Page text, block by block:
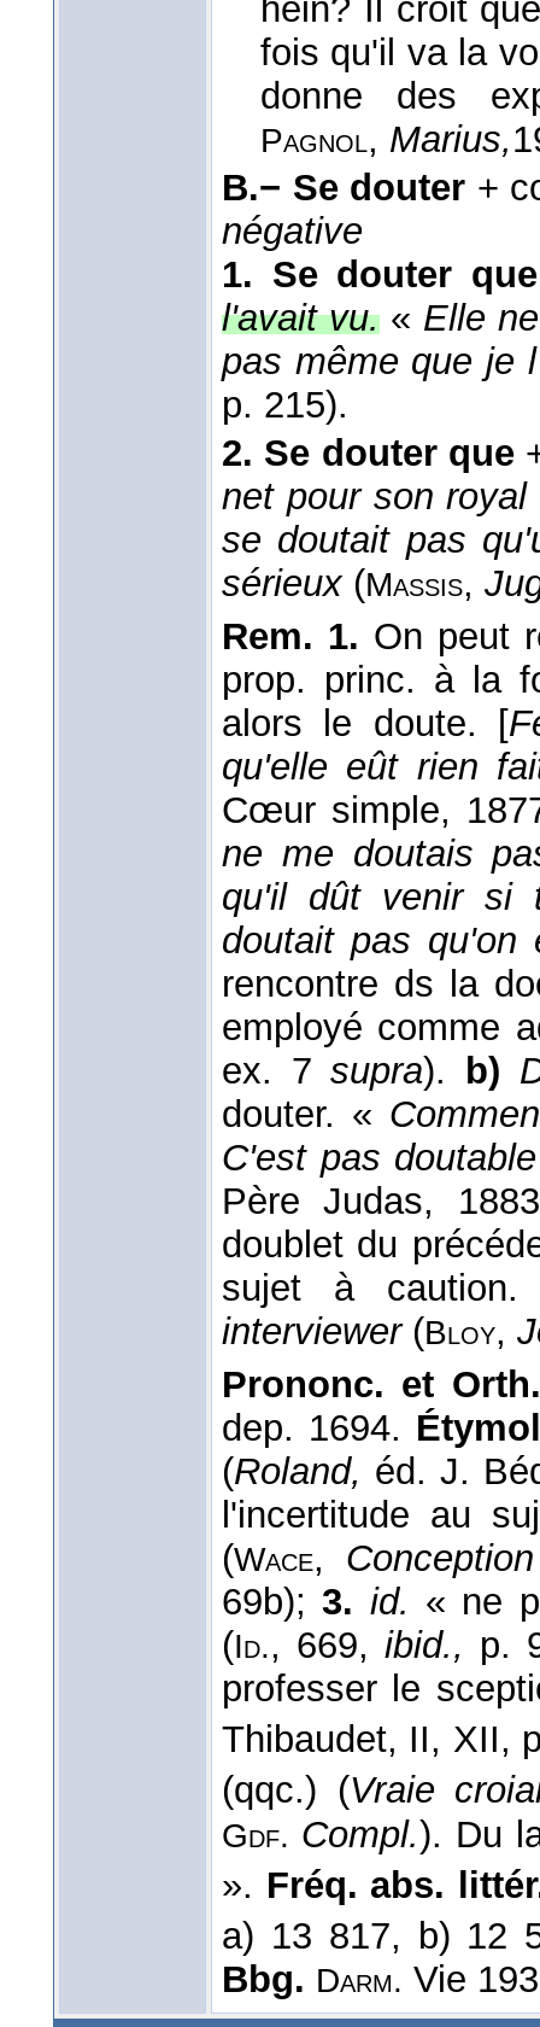
hein? Il croit
fois qu'il va la
donne des
Pagnol, Marius,
B.− Se douter +
négative
1. Se douter que
l'avait vu. « Elle
pas même que je
p. 215).
2. Se douter que
net pour son
se doutait pas
sérieux (Massis,
Rem. 1. On peut
prop. princ. à la
alors le doute. [
qu'elle eût rien
Cœur simple,
ne me doutais
qu'il dût venir si
doutait pas
rencontre ds la
employé comme
ex. 7supra). b)
douter. «
C'est pas doutable
Père Judas,
doublet du
sujet à
interviewer (Bloy,
Prononc. et
dep. 1694.
(Roland, éd. J.
l'incertitude au
(Wace,
69b);3. id. « ne
(Id., 669, ibid., p.
professer le
Thibaudet, II, XII,
(qqc.) (Vraie
Gdf. Compl.). Du
». Fréq. abs.
a) 13 817, b) 12
Bbg. Darm. Vie